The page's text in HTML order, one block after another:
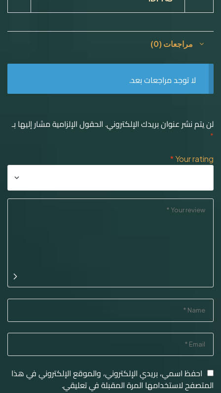
مراجعات (0)
لا توجد مراجعات بعد.
لن يتم نشر عنوان بريدك الإلكتروني. الحقول الإلزامية مشار إليها بـ
*
Your rating
*
احفظ اسمي، بريدي الإلكتروني، والموقع الإلكتروني في هذا
المتصفح لاستخدامها المرة المقبلة في تعليقي.